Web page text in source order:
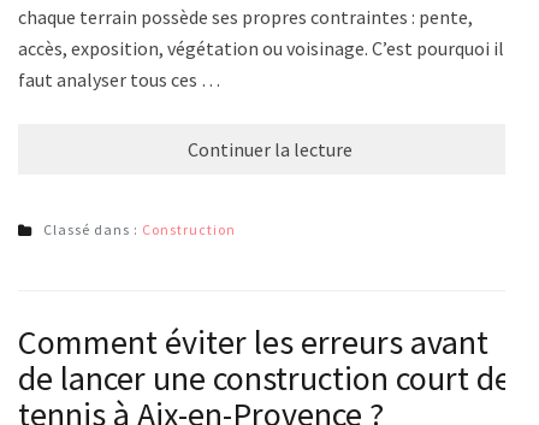
chaque terrain possède ses propres contraintes : pente,
accès, exposition, végétation ou voisinage. C’est pourquoi il
faut analyser tous ces …
Continuer la lecture
Classé dans : Construction
Comment éviter les erreurs avant
de lancer une construction court de
tennis à Aix-en-Provence ?